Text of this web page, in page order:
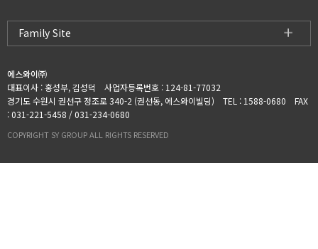
Family Site
에스와이㈜
대표이사 : 홍성부, 김성덕 사업자등록번호 : 124-81-77032
경기도 수원시 권선구 정조로 340-2 (권선동, 에스와이빌딩) TEL : 1588-0680 FAX
: 031-221-5458 / 031-234-0680
COPYRIGHT SY GROUP ALL RIGHTS RESERVED